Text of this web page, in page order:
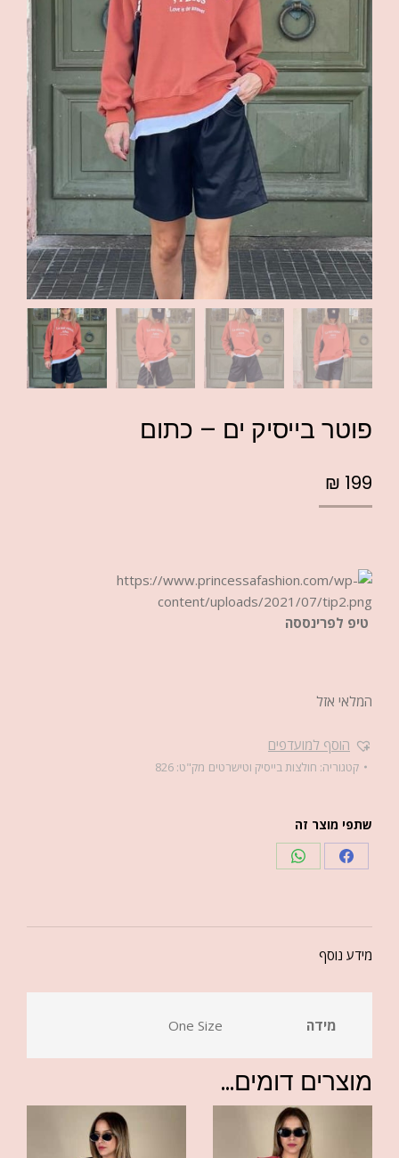
פוטר בייסיק ים – כתום
₪ 199
טיפ לפרינססה
המלאי אזל
הוסף למועדפים
קטגוריה: חולצות בייסיק וטישרטים מק"ט: 826
שתפי מוצר זה
מידע נוסף
מידה One Size
מוצרים דומים...